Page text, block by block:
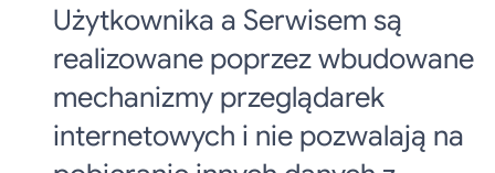
Użytkownika a Serwisem są
realizowane poprzez wbudowane
mechanizmy przeglądarek
internetowych i nie pozwalają na